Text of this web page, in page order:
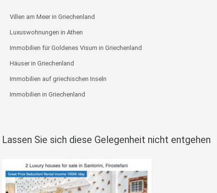
Villen am Meer in Griechenland
Luxuswohnungen in Athen
Immobilien für Goldenes Visum in Griechenland
Häuser in Griechenland
Immobilien auf griechischen Inseln
Immobilien in Griechenland
Lassen Sie sich diese Gelegenheit nicht entgehen